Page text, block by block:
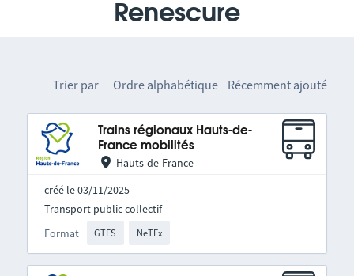
Renescure
Trier par Ordre alphabétique Récemment ajouté
Trains régionaux Hauts-de-
France mobilités
Hauts-de-France
créé le 03/11/2025
Format GTFS NeTEx
Transport public collectif